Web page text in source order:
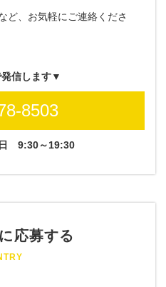
ど、お気軽にご連絡くださ
信します▼
8503
9:30～19:30
応募する